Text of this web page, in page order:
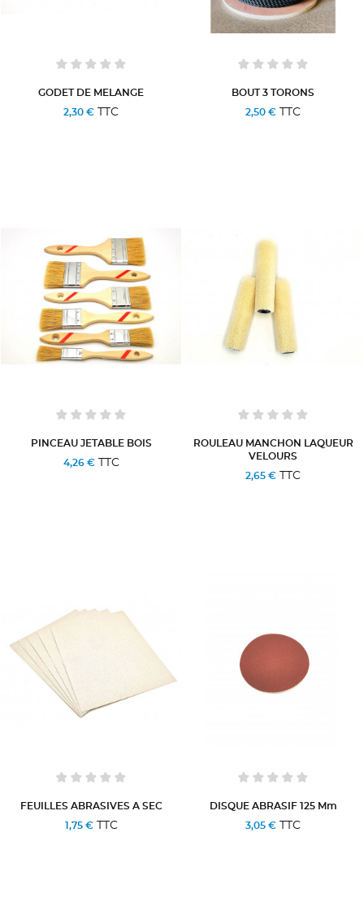
GODET DE MELANGE
2,30 € TTC
BOUT 3 TORONS
2,50 € TTC
PINCEAU JETABLE BOIS
4,26 €TTC
ROULEAU MANCHON LAQUEUR
VELOURS
2,65 € TTC
FEUILLES ABRASIVES A SEC
1,75 €TTC
DISQUE ABRASIF 125 Mm
3,05 € TTC